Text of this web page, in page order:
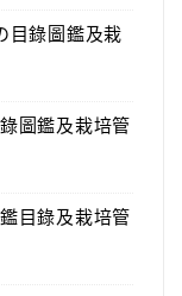
目錄圖鑑及栽
圖鑑及栽培管
目錄及栽培管